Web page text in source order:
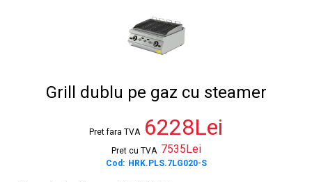
Grill dublu pe gaz cu steamer
Pret fara TVA 6228Lei
Pret cu TVA 7535Lei
Cod: HRK.PLS.7LG020-S